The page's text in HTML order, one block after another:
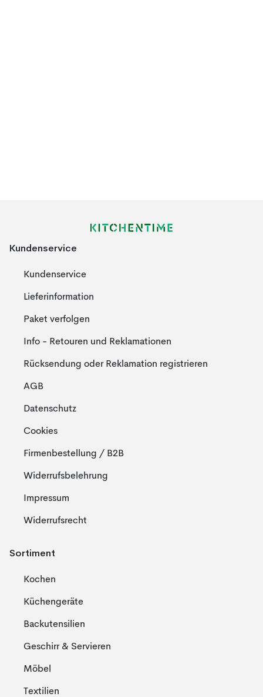
Kundenservice
Kundenservice
Lieferinformation
Paket verfolgen
Info - Retouren und Reklamationen
Rücksendung oder Reklamation registrieren
AGB
Datenschutz
Cookies
Firmenbestellung / B2B
Widerrufsbelehrung
Impressum
Widerrufsrecht
Sortiment
Kochen
Küchengeräte
Backutensilien
Geschirr & Servieren
Möbel
Textilien